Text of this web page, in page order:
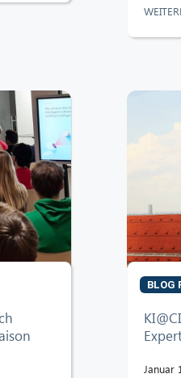
BLOG
Januar